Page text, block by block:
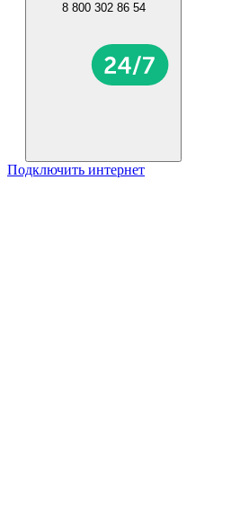
8 800 302 86 54
Подключить интернет